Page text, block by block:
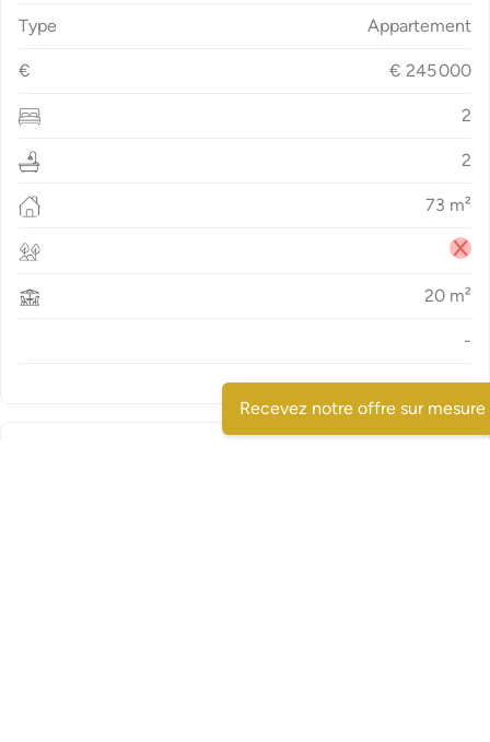
Type Appartement
€ € 245 000
2
2
73 m²
20 m²
-
Recevez notre offre sur mesure